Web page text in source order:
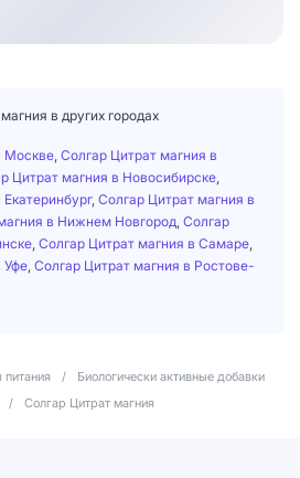
в других городах
Москве Солгар Цитрат магния в
Цитрат магния в Новосибирске
, Солгар Цитрат магния в
в Нижнем Новгород Солгар
Солгар Цитрат магния в Самаре
Уфе Солгар Цитрат магния в Ростове-
/
Биологически активные добавки
/ Солгар Цитрат магния